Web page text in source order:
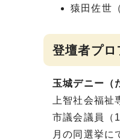
猿田佐世
登壇者プロ
玉城デニー（
上智社会福
市議会議員（
月の同選挙に